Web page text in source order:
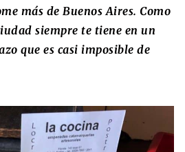
más de Buenos Aires. Como
siempre te tiene en un
que es casi imposible de